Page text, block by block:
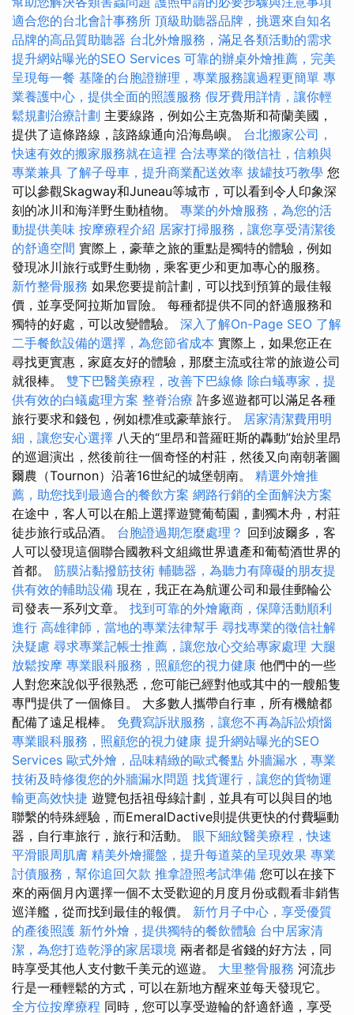
適合您的台北會計事務所 頂級助聽器品牌，挑選來自知名
品牌的高品質助聽器 台北外燴服務，滿足各類活動的需求
提升網站曝光的SEO Services 可靠的辦桌外燴推薦，完美
呈現每一餐 基隆的台胞證辦理，專業服務讓過程更簡單 專
業養護中心，提供全面的照護服務 假牙費用詳情，讓你輕
鬆規劃治療計劃 主要線路，例如公主克魯斯和荷蘭美國，
提供了這條路線，該路線通向沿海島嶼。 台北搬家公司，
快速有效的搬家服務就在這裡 合法專業的徵信社，信賴與
專業兼具 了解子母車，提升商業配送效率 拔罐技巧教學 您
可以參觀Skagway和Juneau等城市，可以看到令人印象深
刻的冰川和海洋野生動植物。 專業的外燴服務，為您的活
動提供美味 按摩療程介紹 居家打掃服務，讓您享受清潔後
的舒適空間 實際上，豪華之旅的重點是獨特的體驗，例如
發現冰川旅行或野生動物，乘客更少和更加專心的服務。
新竹整骨服務 如果您要提前計劃，可以找到預算的最佳報
價，並享受阿拉斯加冒險。 每種都提供不同的舒適服務和
獨特的好處，可以改變體驗。 深入了解On-Page SEO 了解
二手餐飲設備的選擇，為您節省成本 實際上，如果您正在
尋找更實惠，家庭友好的體驗，那麼主流或往常的旅遊公司
就很棒。 雙下巴醫美療程，改善下巴線條 除白蟻專家，提
供有效的白蟻處理方案 整脊治療 許多巡遊都可以滿足各種
旅行要求和錢包，例如標准或豪華旅行。 居家清潔費用明
細，讓您安心選擇 八天的“里昂和普羅旺斯的轟動”始於里昂
的巡迴演出，然後前往一個奇怪的村莊，然後又向南朝著圖
爾農（Tournon）沿著16世紀的城堡朝南。 精選外燴推
薦，助您找到最適合的餐飲方案 網路行銷的全面解決方案
在途中，客人可以在船上選擇遊覽葡萄園，劃獨木舟，村莊
徒步旅行或品酒。 台胞證過期怎麼處理？ 回到波爾多，客
人可以發現這個聯合國教科文組織世界遺產和葡萄酒世界的
首都。 筋膜沾黏撥筋技術 輔聽器，為聽力有障礙的朋友提
供有效的輔助設備 現在，我正在為航運公司和最佳郵輪公
司發表一系列文章。 找到可靠的外燴廠商，保障活動順利
進行 高雄律師，當地的專業法律幫手 尋找專業的徵信社解
決疑慮 尋求專業記帳士推薦，讓您放心交給專家處理 大腿
放鬆按摩 專業眼科服務，照顧您的視力健康 他們中的一些
人對您來說似乎很熟悉，您可能已經對他或其中的一艘船隻
專門提供了一個條目。 大多數人攜帶自行車，所有機艙都
配備了遠足棍棒。 免費寫訴狀服務，讓您不再為訴訟煩惱
專業眼科服務，照顧您的視力健康 提升網站曝光的SEO
Services 歐式外燴，品味精緻的歐式餐點 外牆漏水，專業
技術及時修復您的外牆漏水問題 找貨運行，讓您的貨物運
輸更高效快捷 遊覽包括祖母綠計劃，並具有可以與目的地
聯繫的特殊經驗，而EmeralDactive則提供更快的付費驅動
器，自行車旅行，旅行和活動。 眼下細紋醫美療程，快速
平滑眼周肌膚 精美外燴擺盤，提升每道菜的呈現效果 專業
討債服務，幫你追回欠款 推拿證照考試準備 您可以在接下
來的兩個月內選擇一個不太受歡迎的月度月份或觀看非銷售
巡洋艦，從而找到最佳的報價。 新竹月子中心，享受優質
的產後照護 新竹外燴，提供獨特的餐飲體驗 台中居家清
潔，為您打造乾淨的家居環境 兩者都是省錢的好方法，同
時享受其他人支付數千美元的巡遊。 大里整骨服務 河流步
行是一種輕鬆的方式，可以在新地方醒來並每天發現它。
全方位按摩療程 同時，您可以享受遊輪的舒適舒適，享受